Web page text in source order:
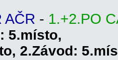
AČR - 1.+2.PO
: 5.místo,
, 2.Závod: